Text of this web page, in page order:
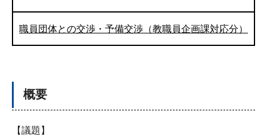
職員団体との交渉・予備交渉（教職員企画課対応分）
概要
【議題】